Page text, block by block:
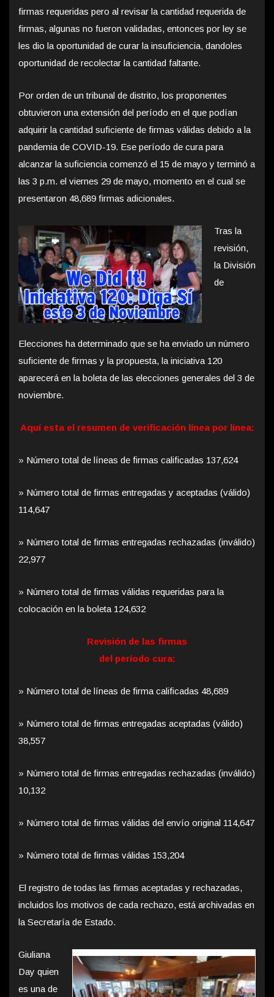
firmas requeridas pero al revisar la cantidad requerida de
firmas, algunas no fueron validadas, entonces por ley se
les dio la oportunidad de curar la insuficiencia, dandoles
oportunidad de recolectar la cantidad faltante.
Por orden de un tribunal de distrito, los proponentes
obtuvieron una extensión del período en el que podían
adquirir la cantidad suficiente de firmas válidas debido a la
pandemia de COVID-19. Ese período de cura para
alcanzar la suficiencia comenzó el 15 de mayo y terminó a
las 3 p.m. el viernes 29 de mayo, momento en el cual se
presentaron 48,689 firmas adicionales.
Tras la
revisión,
la División
de
Elecciones ha determinado que se ha enviado un número
suficiente de firmas y la propuesta, la iniciativa 120
aparecerá en la boleta de las elecciones generales del 3 de
noviembre.
Aquí esta el resumen de verificación línea por línea:
» Número total de líneas de firmas calificadas 137,624
» Número total de firmas entregadas y aceptadas (válido)
114,647
» Número total de firmas entregadas rechazadas (inválido)
22,977
» Número total de firmas válidas requeridas para la
colocación en la boleta 124,632
Revisión de las firmas
del período cura:
» Número total de líneas de firma calificadas 48,689
» Número total de firmas entregadas aceptadas (válido)
38,557
» Número total de firmas entregadas rechazadas (inválido)
10,132
» Número total de firmas válidas del envío original 114,647
» Número total de firmas válidas 153,204
El registro de todas las firmas aceptadas y rechazadas,
incluidos los motivos de cada rechazo, está archivadas en
la Secretaría de Estado.
Giuliana
Day quien
es una de